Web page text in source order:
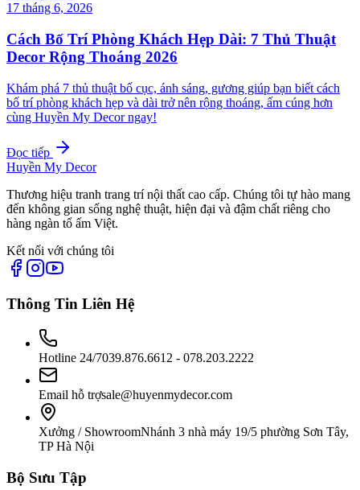
17 tháng 6, 2026
Cách Bố Trí Phòng Khách Hẹp Dài: 7 Thủ Thuật
Decor Rộng Thoáng 2026
Khám phá 7 thủ thuật bố cục, ánh sáng, gương giúp bạn biết cách
bố trí phòng khách hẹp và dài trở nên rộng thoáng, ấm cúng hơn
cùng Huyền My Decor ngay!
Đọc tiếp
Huyền My Decor
Thương hiệu tranh trang trí nội thất cao cấp. Chúng tôi tự hào mang
đến không gian sống nghệ thuật, hiện đại và đậm chất riêng cho
hàng ngàn tổ ấm Việt.
Kết nối với chúng tôi
Thông Tin Liên Hệ
Hotline 24/7039.876.6612 - 078.203.2222
Email hỗ trợsale@huyenmydecor.com
Xưởng / ShowroomNhánh 3 nhà máy 19/5 phường Sơn Tây,
TP Hà Nội
Bộ Sưu Tập